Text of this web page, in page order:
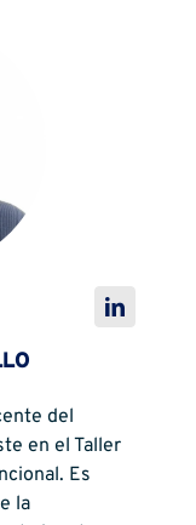
del
en el Taller
Es
la